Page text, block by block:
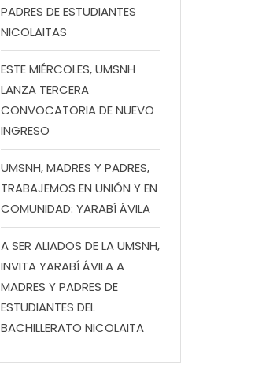
PADRES DE ESTUDIANTES
NICOLAITAS
ESTE MIÉRCOLES, UMSNH
LANZA TERCERA
CONVOCATORIA DE NUEVO
INGRESO
UMSNH, MADRES Y PADRES,
TRABAJEMOS EN UNIÓN Y EN
COMUNIDAD: YARABÍ ÁVILA
A SER ALIADOS DE LA UMSNH,
INVITA YARABÍ ÁVILA A
MADRES Y PADRES DE
ESTUDIANTES DEL
BACHILLERATO NICOLAITA